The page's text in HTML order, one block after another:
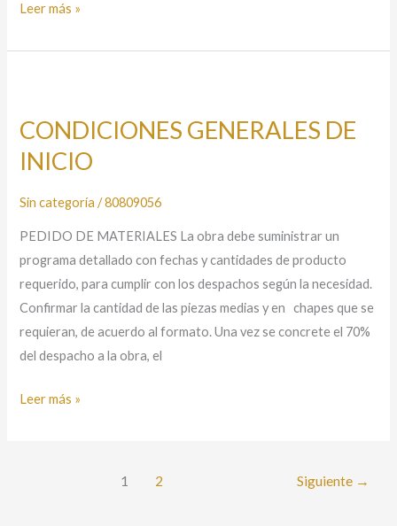
Leer más »
CONDICIONES GENERALES DE
INICIO
Sin categoría /80809056
PEDIDO DE MATERIALES La obra debe suministrar un
programa detallado con fechas y cantidades de producto
requerido, para cumplir con los despachos según la necesidad.
Confirmar la cantidad de las piezas medias y en chapes que se
requieran, de acuerdo al formato. Una vez se concrete el 70%
del despacho a la obra, el
DE
INICIO
Leer más »
1 2 Siguiente →